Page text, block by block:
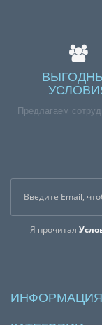
Предлагаем
Я прочитал
ИНФОРМАЦИЯ